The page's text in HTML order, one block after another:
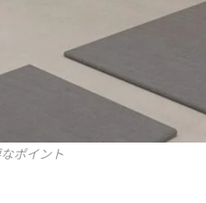
ポイント